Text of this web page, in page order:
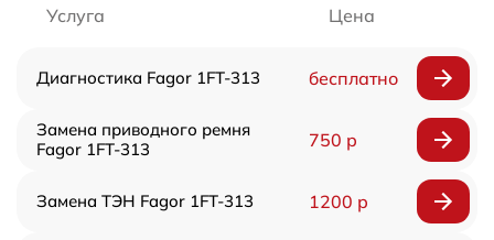
Услуга Цена
Диагностика Fagor 1FT-313 бесплатно
Замена приводного ремня
Fagor 1FT-313
750 р
Замена ТЭН Fagor 1FT-313 1200 р